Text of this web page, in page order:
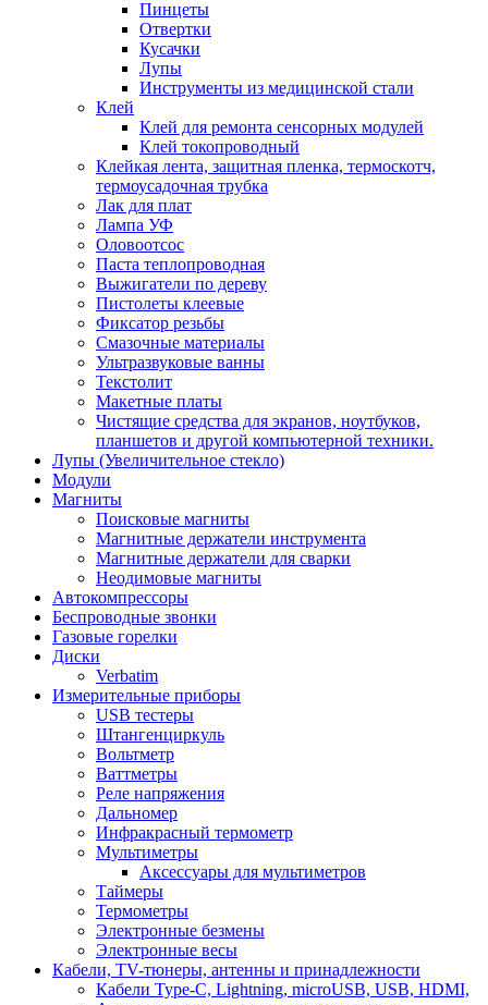
Пинцеты
Отвертки
Кусачки
Лупы
Инструменты из медицинской стали
Клей
Клей для ремонта сенсорных модулей
Клей токопроводный
Клейкая лента, защитная пленка, термоскотч,
термоусадочная трубка
Лак для плат
Лампа УФ
Оловоотсос
Паста теплопроводная
Выжигатели по дереву
Пистолеты клеевые
Фиксатор резьбы
Смазочные материалы
Ультразвуковые ванны
Текстолит
Макетные платы
Чистящие средства для экранов, ноутбуков,
планшетов и другой компьютерной техники.
Лупы (Увеличительное стекло)
Модули
Магниты
Поисковые магниты
Магнитные держатели инструмента
Магнитные держатели для сварки
Неодимовые магниты
Автокомпрессоры
Беспроводные звонки
Газовые горелки
Диски
Verbatim
Измерительные приборы
USB тестеры
Штангенциркуль
Вольтметр
Ваттметры
Реле напряжения
Дальномер
Инфракрасный термометр
Мультиметры
Аксессуары для мультиметров
Таймеры
Термометры
Электронные безмены
Электронные весы
Кабели, TV-тюнеры, антенны и принадлежности
Кабели Type-C, Lightning, microUSB, USB, HDMI,